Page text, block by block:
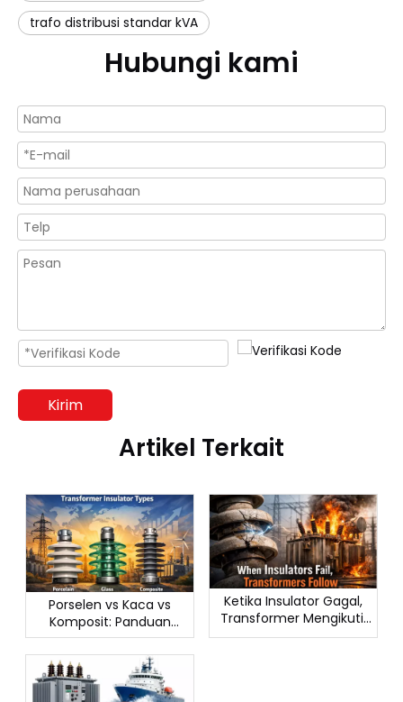
trafo distribusi standar kVA
Hubungi kami
Kirim
Artikel Terkait
Porselen vs Kaca vs
Komposit: Panduan
Lengkap Jenis Insulator
Trafo
Ketika Insulator Gagal,
Transformer Mengikuti:
Panduan Praktis untuk